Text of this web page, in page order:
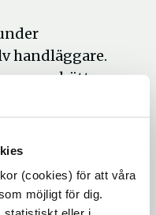
(cookies) för att våra
möjligt för dig.
handläggare.
som skött
helt enkelt om
Flink Chef på
kommun.
oktober 2014